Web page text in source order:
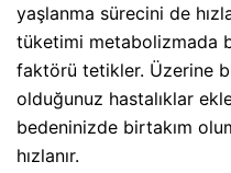
yaşlanma sürecini de
tüketimi metabolizmada
faktörü tetikler. Üzerine
olduğunuz hastalıklar
bedeninizde birtakım
hızlanır.